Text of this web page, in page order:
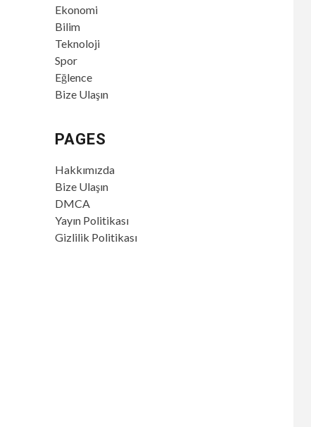
Ekonomi
Bilim
Teknoloji
Spor
Eğlence
Bize Ulaşın
PAGES
Hakkımızda
Bize Ulaşın
DMCA
Yayın Politikası
Gizlilik Politikası